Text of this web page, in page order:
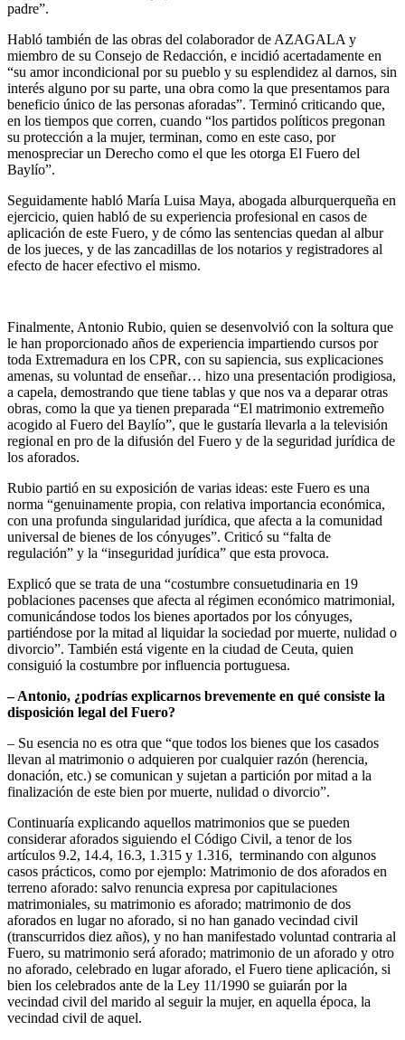
padre”.
Habló también de las obras del colaborador de AZAGALA y
miembro de su Consejo de Redacción, e incidió acertadamente en
“su amor incondicional por su pueblo y su esplendidez al darnos, sin
interés alguno por su parte, una obra como la que presentamos para
beneficio único de las personas aforadas”. Terminó criticando que,
en los tiempos que corren, cuando “los partidos políticos pregonan
su protección a la mujer, terminan, como en este caso, por
menospreciar un Derecho como el que les otorga El Fuero del
Baylío”.
Seguidamente habló María Luisa Maya, abogada alburquerqueña en
ejercicio, quien habló de su experiencia profesional en casos de
aplicación de este Fuero, y de cómo las sentencias quedan al albur
de los jueces, y de las zancadillas de los notarios y registradores al
efecto de hacer efectivo el mismo.
Finalmente, Antonio Rubio, quien se desenvolvió con la soltura que
le han proporcionado años de experiencia impartiendo cursos por
toda Extremadura en los CPR, con su sapiencia, sus explicaciones
amenas, su voluntad de enseñar… hizo una presentación prodigiosa,
a capela, demostrando que tiene tablas y que nos va a deparar otras
obras, como la que ya tienen preparada “El matrimonio extremeño
acogido al Fuero del Baylío”, que le gustaría llevarla a la televisión
regional en pro de la difusión del Fuero y de la seguridad jurídica de
los aforados.
Rubio partió en su exposición de varias ideas: este Fuero es una
norma “genuinamente propia, con relativa importancia económica,
con una profunda singularidad jurídica, que afecta a la comunidad
universal de bienes de los cónyuges”. Criticó su “falta de
regulación” y la “inseguridad jurídica” que esta provoca.
Explicó que se trata de una “costumbre consuetudinaria en 19
poblaciones pacenses que afecta al régimen económico matrimonial,
comunicándose todos los bienes aportados por los cónyuges,
partiéndose por la mitad al liquidar la sociedad por muerte, nulidad o
divorcio”. También está vigente en la ciudad de Ceuta, quien
consiguió la costumbre por influencia portuguesa.
– Antonio, ¿podrías explicarnos brevemente en qué consiste la
disposición legal del Fuero?
– Su esencia no es otra que “que todos los bienes que los casados
llevan al matrimonio o adquieren por cualquier razón (herencia,
donación, etc.) se comunican y sujetan a partición por mitad a la
finalización de este bien por muerte, nulidad o divorcio”.
Continuaría explicando aquellos matrimonios que se pueden
considerar aforados siguiendo el Código Civil, a tenor de los
artículos 9.2, 14.4, 16.3, 1.315 y 1.316, terminando con algunos
casos prácticos, como por ejemplo: Matrimonio de dos aforados en
terreno aforado: salvo renuncia expresa por capitulaciones
matrimoniales, su matrimonio es aforado; matrimonio de dos
aforados en lugar no aforado, si no han ganado vecindad civil
(transcurridos diez años), y no han manifestado voluntad contraria al
Fuero, su matrimonio será aforado; matrimonio de un aforado y otro
no aforado, celebrado en lugar aforado, el Fuero tiene aplicación, si
bien los celebrados ante de la Ley 11/1990 se guiarán por la
vecindad civil del marido al seguir la mujer, en aquella época, la
vecindad civil de aquel.